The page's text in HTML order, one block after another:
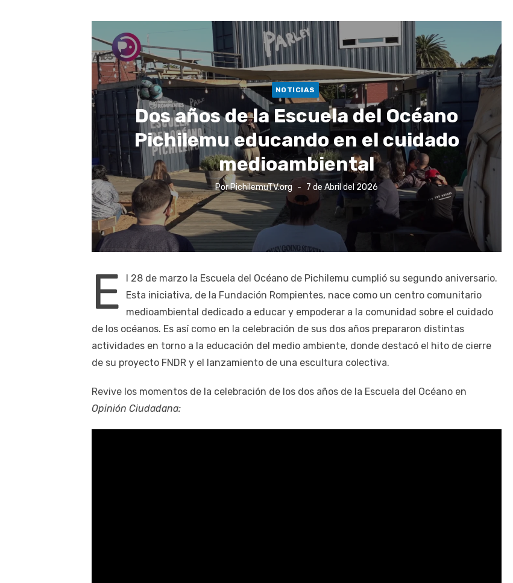
NOTICIAS
Dos años de la Escuela del Océano
Pichilemu educando en el cuidado
medioambiental
PorPichilemuTV.org
Publicado
el
7 de Abril del 2026
E
l 28 de marzo la Escuela del Océano de Pichilemu cumplió su segundo aniversario.
Esta iniciativa, de la Fundación Rompientes, nace como un centro comunitario
medioambiental dedicado a educar y empoderar a la comunidad sobre el cuidado
de los océanos. Es así como en la celebración de sus dos años prepararon distintas
actividades en torno a la educación del medio ambiente, donde destacó el hito de cierre
de su proyecto FNDR y el lanzamiento de una escultura colectiva.
Revive los momentos de la celebración de los dos años de la Escuela del Océano en
Opinión Ciudadana: